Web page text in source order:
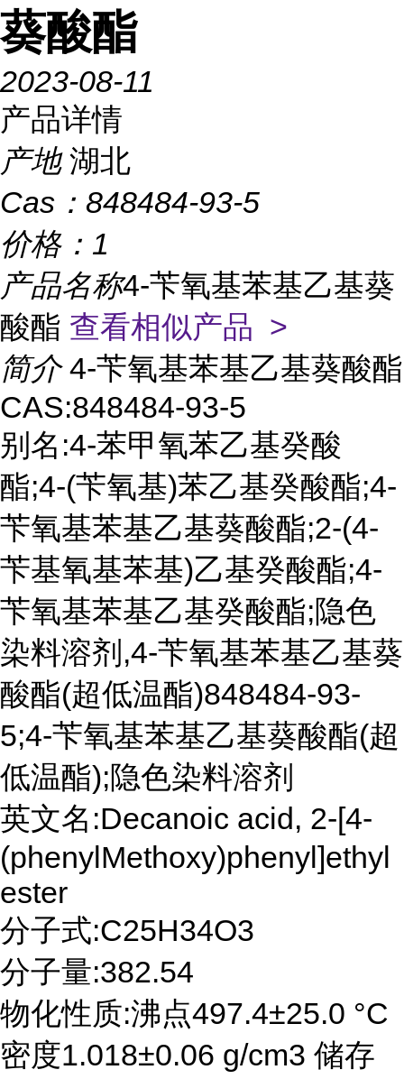
葵酸酯
2023-08-11
产品详情
产地 湖北
Cas： 848484-93-5
价格： 1
产品名称4-苄氧基苯基乙基葵
酸酯 查看相似产品 >
简介 4-苄氧基苯基乙基葵酸酯
CAS:848484-93-5
别名:4-苯甲氧苯乙基癸酸
酯;4-(苄氧基)苯乙基癸酸酯;4-
苄氧基苯基乙基葵酸酯;2-(4-
苄基氧基苯基)乙基癸酸酯;4-
苄氧基苯基乙基癸酸酯;隐色
染料溶剂,4-苄氧基苯基乙基葵
酸酯(超低温酯)848484-93-
5;4-苄氧基苯基乙基葵酸酯(超
低温酯);隐色染料溶剂
英文名:Decanoic acid, 2-[4-
(phenylMethoxy)phenyl]ethyl
ester
分子式:C25H34O3
分子量:382.54
物化性质:沸点497.4±25.0 °C
密度1.018±0.06 g/cm3 储存